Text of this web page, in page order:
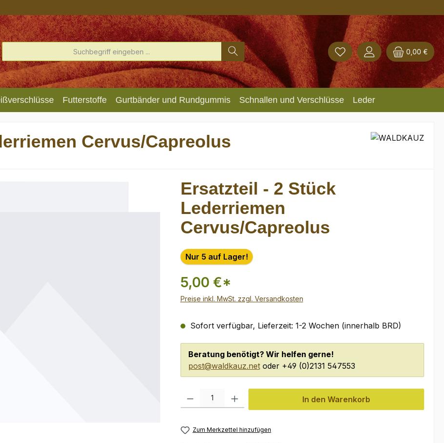
0,00 €
Futterstoffe Gurtbänder und Rundgummis Schnallen und Verschlüsse Leder
Cervus/Capreolus
Ersatzteil - 2 Stück
Lederriemen
Cervus/Capreolus
Nur 5 auf Lager!
5,00 €*
Preise inkl. MwSt. zzgl. Versandkosten
Sofort verfügbar, Lieferzeit: 1-2 Wochen (innerhalb BRD)
Beratung benötigt? Wir helfen gerne!
post@waldkauz.netoder +49 (0)2131 547553
Produkt Anzahl: Gib den gewünschten Wert ein oder benutze die Schaltflächen
In den Warenkorb
Zum Merkzettel hinzufügen